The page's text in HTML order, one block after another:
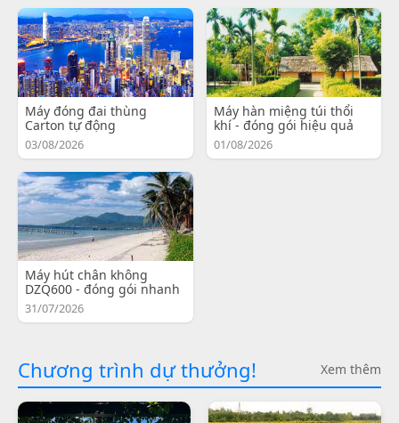
Máy đóng đai thùng
Carton tự động
03/08/2026
Máy hàn miệng túi thổi
khí - đóng gói hiệu quả
01/08/2026
Máy hút chân không
DZQ600 - đóng gói nhanh
31/07/2026
Chương trình dự thưởng! Xem thêm